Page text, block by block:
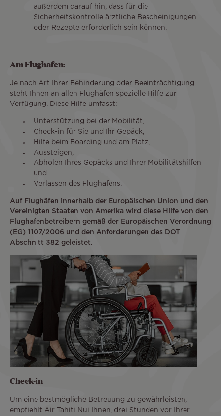
außerdem darauf hin, dass für die
Sicherheitskontrolle ärztliche Bescheinigungen
oder Rezepte erforderlich sein können.
Am Flughafen:
Je nach Art Ihrer Behinderung oder Beeinträchtigung
steht Ihnen an allen Flughäfen spezielle Hilfe zur
Verfügung. Diese Hilfe umfasst:
Unterstützung bei der Mobilität,
Check-in für Sie und Ihr Gepäck,
Hilfe beim Boarding und am Platz,
Aussteigen,
Abholen Ihres Gepäcks und Ihrer Mobilitätshilfen
und
Verlassen des Flughafens.
Auf Flughäfen innerhalb der Europäischen Union und den
Vereinigten Staaten von Amerika wird diese Hilfe von den
Flughafenbetreibern gemäß der Europäischen Verordnung
(EG) 1107/2006 und den Anforderungen des DOT
Abschnitt 382 geleistet.
Check-in
Um eine bestmögliche Betreuung zu gewährleisten,
empfiehlt Air Tahiti Nui Ihnen, drei Stunden vor Ihrer